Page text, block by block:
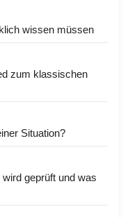
wissen müssen
zum klassischen
Situation?
geprüft und was